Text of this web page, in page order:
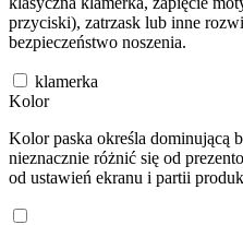
przyciski), zatrzask lub inne
bezpieczeństwo noszenia.
klamerka
Kolor
Kolor paska określa dominującą
nieznacznie różnić się od
od ustawień ekranu i partii